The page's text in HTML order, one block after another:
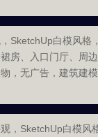
SketchUp白模风格
房、入口门厅、周
，无广告，建筑建
，SketchUp白模风